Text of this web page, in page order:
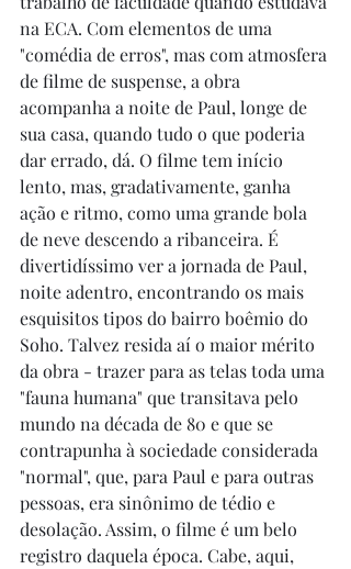
na ECA. Com elementos de uma
"comédia de erros", mas com atmosfera
de filme de suspense, a obra
acompanha a noite de Paul, longe de
sua casa, quando tudo o que poderia
dar errado, dá. O filme tem início
lento, mas, gradativamente, ganha
ação e ritmo, como uma grande bola
de neve descendo a ribanceira. É
divertidíssimo ver a jornada de Paul,
noite adentro, encontrando os mais
esquisitos tipos do bairro boêmio do
Soho. Talvez resida aí o maior mérito
da obra - trazer para as telas toda uma
"fauna humana" que transitava pelo
mundo na década de 80 e que se
contrapunha à sociedade considerada
"normal", que, para Paul e para outras
pessoas, era sinônimo de tédio e
desolação. Assim, o filme é um belo
registro daquela época. Cabe, aqui,